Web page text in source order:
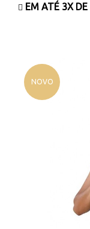
EM ATÉ 3X DE
NOVO